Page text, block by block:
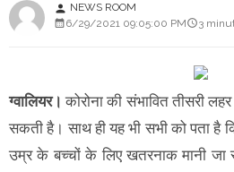
person NEWS ROOM
6/29/2021 09:05:00 PM
3
ग्वालियर। कोरोना की संभावित तीसरी
सकती है। साथ ही यह भी सभी को पता है
उम्र के बच्चों के लिए खतरनाक मानी जा